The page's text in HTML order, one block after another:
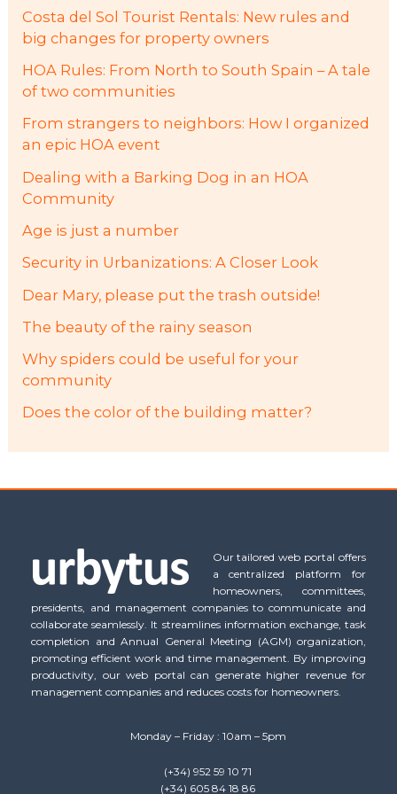
Costa del Sol Tourist Rentals: New rules and
big changes for property owners
HOA Rules: From North to South Spain – A tale
of two communities
From strangers to neighbors: How I organized
an epic HOA event
Dealing with a Barking Dog in an HOA
Community
Age is just a number
Security in Urbanizations: A Closer Look
Dear Mary, please put the trash outside!
The beauty of the rainy season
Why spiders could be useful for your
community
Does the color of the building matter?
Our tailored web portal offers
a centralized platform for
homeowners, committees,
presidents, and management companies to communicate and
collaborate seamlessly. It streamlines information exchange, task
completion and Annual General Meeting (AGM) organization,
promoting efficient work and time management. By improving
productivity, our web portal can generate higher revenue for
management companies and reduces costs for homeowners.
Monday – Friday : 10am – 5pm
(+34) 952 59 10 71
(+34) 605 84 18 86